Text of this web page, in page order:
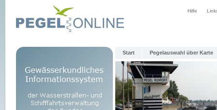
Hilfe
Start Pegelauswahl über Karte